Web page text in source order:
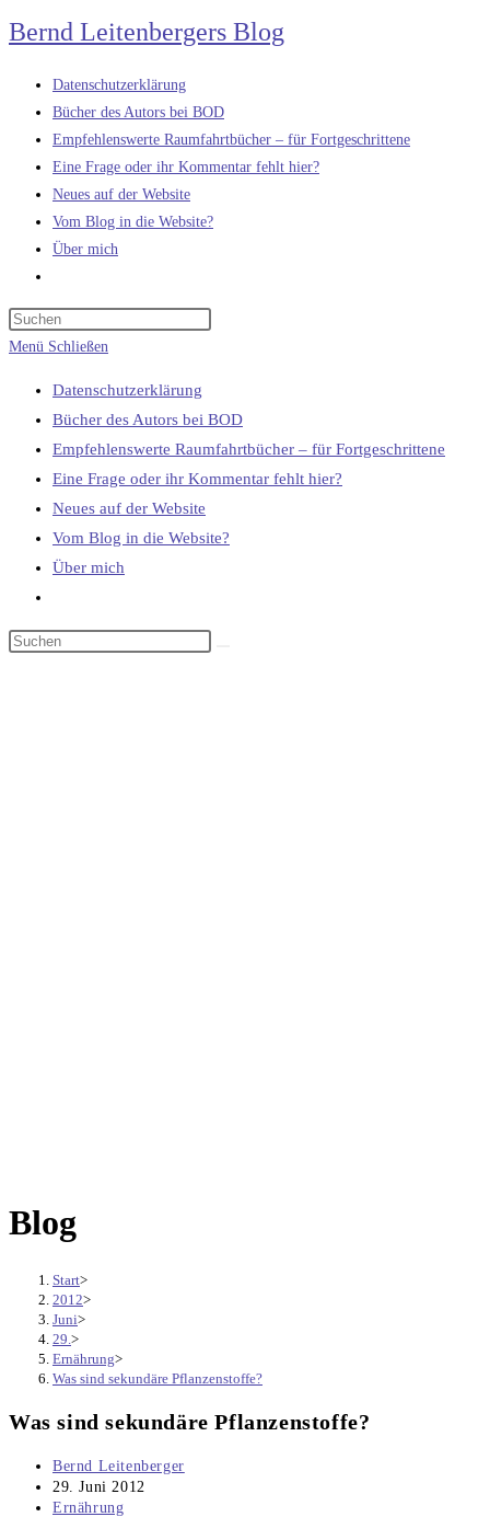
Zum
Inhalt
springen
Bernd Leitenbergers Blog
Datenschutzerklärung
Bücher des Autors bei BOD
Empfehlenswerte Raumfahrtbücher – für Fortgeschrittene
Eine Frage oder ihr Kommentar fehlt hier?
Neues auf der Website
Vom Blog in die Website?
Über mich
umschalten
Menü Schließen
Datenschutzerklärung
Bücher des Autors bei BOD
Empfehlenswerte Raumfahrtbücher – für Fortgeschrittene
Eine Frage oder ihr Kommentar fehlt hier?
Neues auf der Website
Vom Blog in die Website?
Über mich
umschalten
Blog
Start>
2012>
Juni>
29. >
Ernährung>
Was sind sekundäre Pflanzenstoffe?
Was sind sekundäre Pflanzenstoffe?
Beitrags-
Autor:
Bernd Leitenberger
Beitrag
veröffentlicht:
29. Juni 2012
Beitrags-
Ernährung